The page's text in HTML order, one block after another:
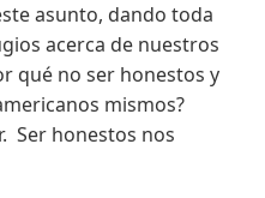
asunto, dando toda
acerca de nuestros
qué no ser honestos y
mismos?
Ser honestos nos